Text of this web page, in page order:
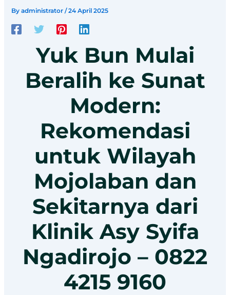
Byadministrator/24 April 2025
Yuk Bun Mulai
Beralih ke Sunat
Modern:
Rekomendasi
untuk Wilayah
Mojolaban dan
Sekitarnya dari
Klinik Asy Syifa
Ngadirojo – 0822
4215 9160